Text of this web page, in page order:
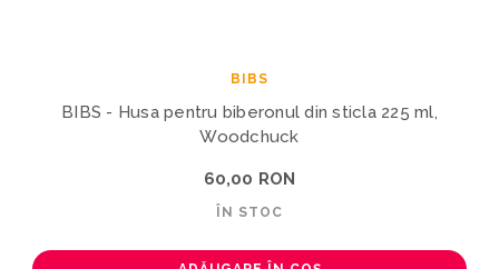
BIBS
BIBS - Husa pentru biberonul din sticla 225 ml,
Woodchuck
60,00 RON
ÎN STOC